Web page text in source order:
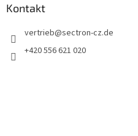
Kontakt
vertrieb@sectron-cz.de
+420 556 621 020